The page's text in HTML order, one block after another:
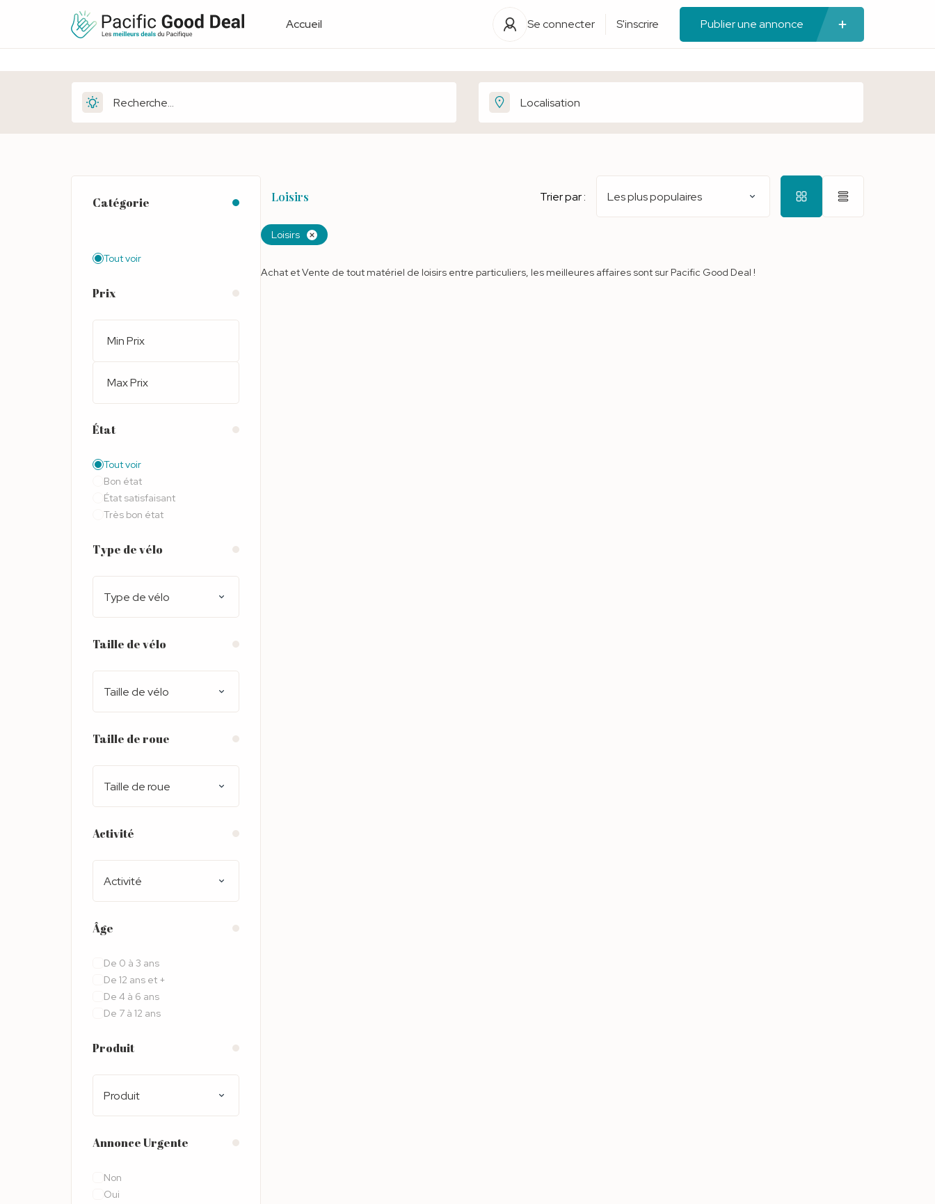
Accueil Se connecter S'inscrire Publier une annonce
Catégorie
Tout voir
Prix
État
Tout voir
Bon état
État satisfaisant
Très bon état
Type de vélo
Type de vélo
Taille de vélo
Taille de vélo
Taille de roue
Taille de roue
Activité
Activité
Âge
De 0 à 3 ans
De 12 ans et +
De 4 à 6 ans
De 7 à 12 ans
Produit
Produit
Annonce Urgente
Non
Oui
Loisirs Trier par : Les plus populaires
Loisirs
Achat et Vente de tout matériel de loisirs entre particuliers, les meilleures affaires sont sur Pacific Good Deal !